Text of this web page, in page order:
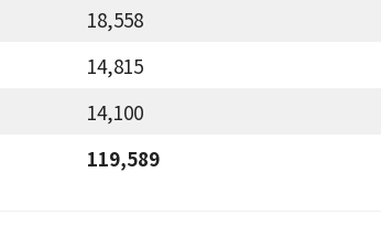
18,558
14,815
14,100
119,589